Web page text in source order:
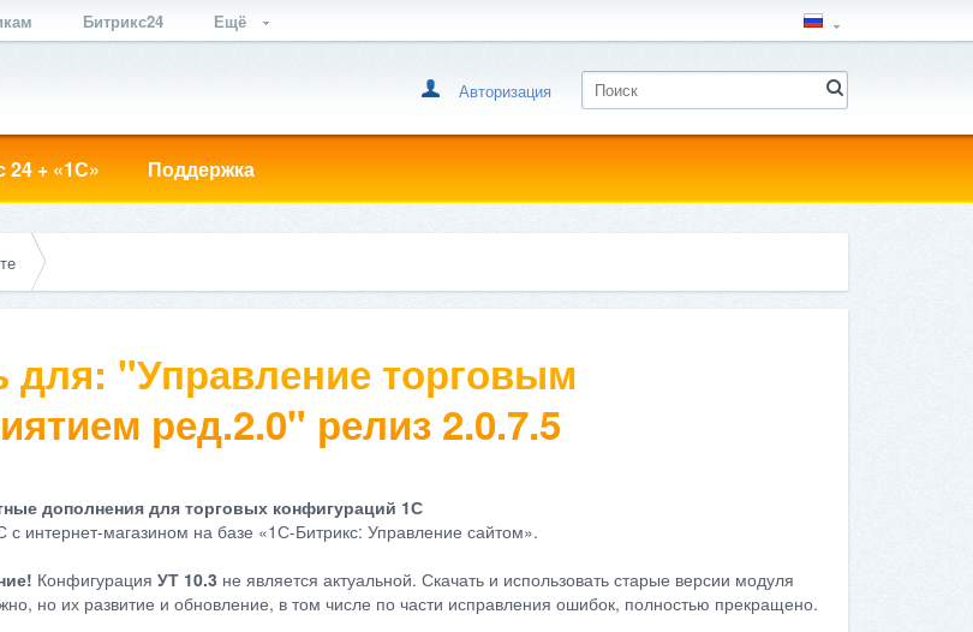
Битрикс24 Ещё
Авторизация
24 + «1С» Поддержка
для: "Управление торговым
ред.2.0" релиз 2.0.7.5
дополнения для торговых конфигураций 1С
с интернет-магазином на базе «1С-Битрикс: Управление сайтом».
Конфигурация УТ 10.3 не является актуальной. Скачать и использовать старые версии модуля
но их развитие и обновление, в том числе по части исправления ошибок, полностью прекращено.